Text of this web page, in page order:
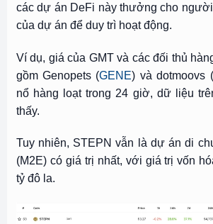
các dự án DeFi này thưởng cho
của dự án để duy trì hoạt động.
Ví dụ, giá của GMT và các đối thủ
gồm Genopets (GENE) và dotmoovs
nổ hàng loạt trong 24 giờ, dữ liệu
thấy.
Tuy nhiên, STEPN vẫn là dự án di
(M2E) có giá trị nhất, với giá trị vốn
tỷ đô la.